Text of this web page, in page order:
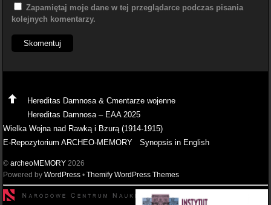
Zapamiętaj moje dane w tej przeglądarce podczas pisania
kolejnych komentarzy.
Hereditas Damnosa & Cmentarze wojenne
Hereditas Damnosa – EAA 2025
Wielka Wojna nad Rawką i Bzurą (1914-1915)
E-Repozytorium ARCHEO-MEMORY
Synopsis in English
©archeoMEMORY 2026
Powered byWordPress •Themify WordPress Themes